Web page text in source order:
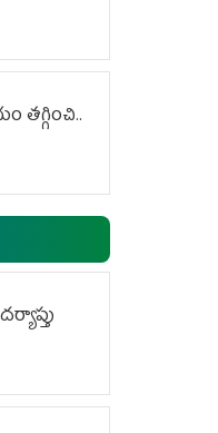
తగ్గించి..